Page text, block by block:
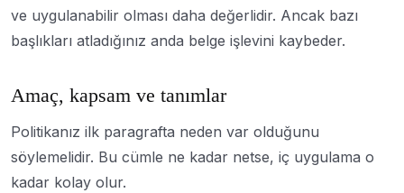
ve uygulanabilir olması daha değerlidir. Ancak bazı
başlıkları atladığınız anda belge işlevini kaybeder.
Amaç, kapsam ve tanımlar
Politikanız ilk paragrafta neden var olduğunu
söylemelidir. Bu cümle ne kadar netse, iç uygulama o
kadar kolay olur.